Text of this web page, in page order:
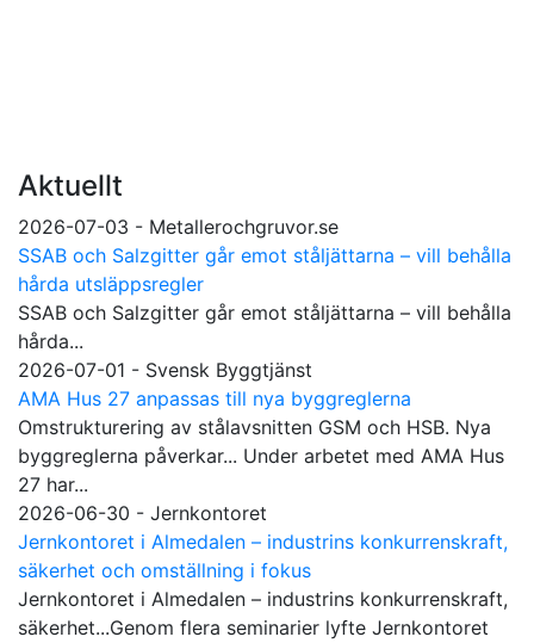
Aktuellt
2026-07-03 - Metallerochgruvor.se
SSAB och Salzgitter går emot ståljättarna – vill behålla
hårda utsläppsregler
SSAB och Salzgitter går emot ståljättarna – vill behålla
hårda...
2026-07-01 - Svensk Byggtjänst
AMA Hus 27 anpassas till nya byggreglerna
Omstrukturering av stålavsnitten GSM och HSB. Nya
byggreglerna påverkar... Under arbetet med AMA Hus
27 har...
2026-06-30 - Jernkontoret
Jernkontoret i Almedalen – industrins konkurrenskraft,
säkerhet och omställning i fokus
Jernkontoret i Almedalen – industrins konkurrenskraft,
säkerhet...Genom flera seminarier lyfte Jernkontoret